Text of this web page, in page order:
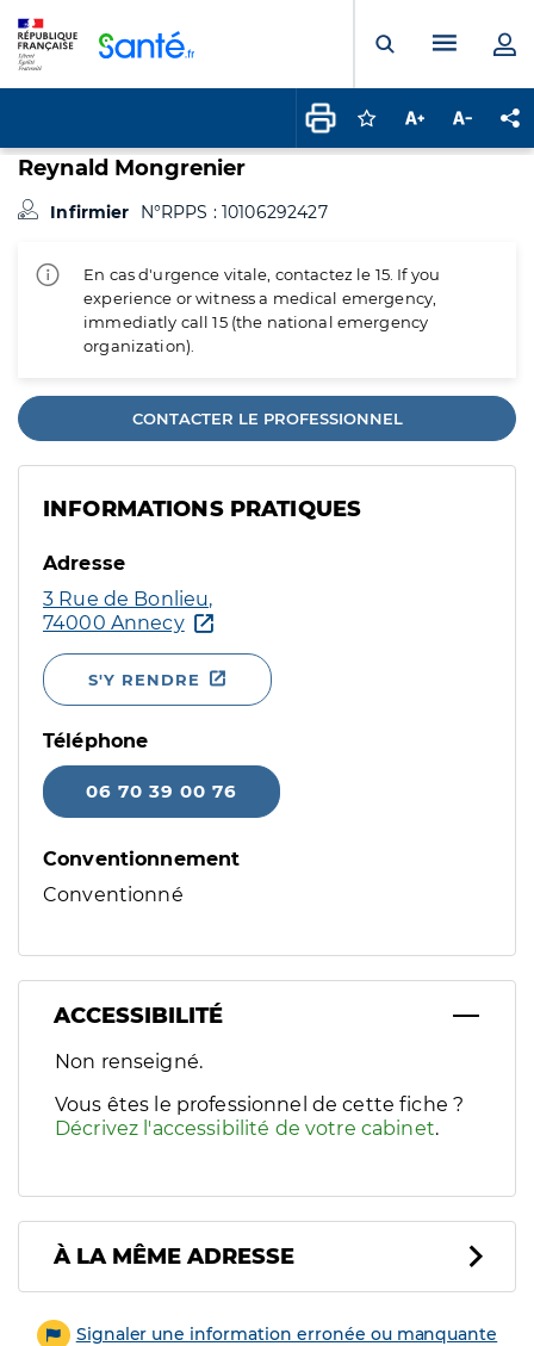
Ouvrir laMenu
Connectez-vous
Augmenter la
Reynald Mongrenier
Infirmier N°RPPS : 10106292427
En cas d'urgence vitale, contactez le 15. If you
experience or witness a medical emergency,
immediatly call 15 (the national emergency
organization).
CONTACTER LE PROFESSIONNEL
INFORMATIONS PRATIQUES
Adresse
3 Rue de Bonlieu,
74000 Annecy
S'Y RENDRE
Téléphone
06 70 39 00 76
Conventionnement
Conventionné
ACCESSIBILITÉ
Filtres
Sélectionnez un ou plusieurs handicaps/besoins
Non renseigné.
Vous êtes le professionnel de cette fiche ?
Décrivez l'accessibilité de votre cabinet.
À LA MÊME ADRESSE
Signaler une information erronée ou manquante